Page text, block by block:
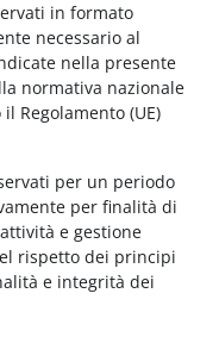
in formato
necessario al
nella presente
normativa nazionale
Regolamento (UE)
per un periodo
per finalità di
e gestione
rispetto dei principi
e integrità dei